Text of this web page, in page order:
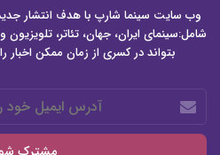
وب سایت سینما شارپ با هدف انتشار
شامل:سینمای ایران، جهان، تئاتر،
بتواند در کسری از زمان ممکن اخبار
آدرس
ایمیل
خود